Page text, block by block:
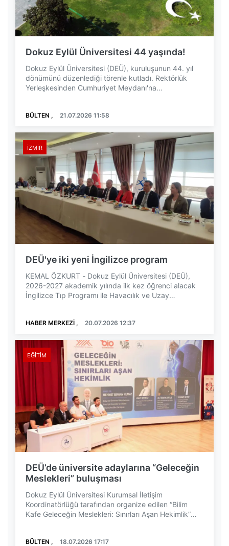
Dokuz Eylül Üniversitesi 44 yaşında!
Dokuz Eylül Üniversitesi (DEÜ), kuruluşunun 44. yıl
dönümünü düzenlediği törenle kutladı. Rektörlük
Yerleşkesinden Cumhuriyet Meydanı'na
BÜLTEN , 21.07.2026 11:58
İZMIR
DEÜ'ye iki yeni İngilizce program
KEMAL ÖZKURT - Dokuz Eylül Üniversitesi (DEÜ),
2026-2027 akademik yılında ilk kez öğrenci alacak
İngilizce Tıp Programı ile Havacılık ve Uzay
HABER MERKEZİ , 20.07.2026 12:37
EĞITIM
DEÜ’de üniversite adaylarına “Geleceğin
Meslekleri” buluşması
Dokuz Eylül Üniversitesi Kurumsal İletişim
Koordinatörlüğü tarafından organize edilen “Bilim
Kafe Geleceğin Meslekleri: Sınırları Aşan Hekimlik”
BÜLTEN , 18.07.2026 17:17